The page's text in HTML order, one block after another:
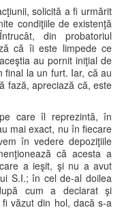
solicită a fi urmărit
condiţiile de existenţă
din probatoriul
că îi este limpede ce
au pornit iniţial de
final la un furt. Iar, că au
fază, apreciază că, este
care îl reprezintă, în
mai exact, nu în fiecare
în vedere depoziţiile
că acesta a
a ieşit, şi nu a avut
S.I.; în cel de-al doilea
cum a declarat şi
văzut din hol, dacă s-a